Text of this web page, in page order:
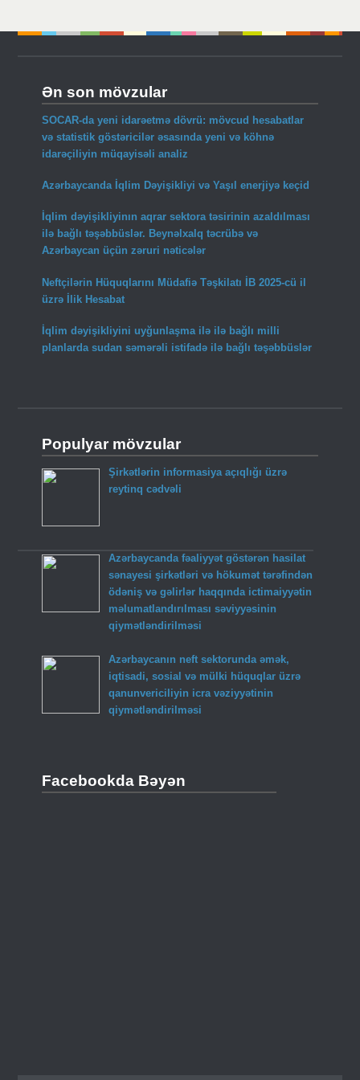
Ən son mövzular
SOCAR-da yeni idarəetmə dövrü: mövcud hesabatlar
və statistik göstəricilər əsasında yeni və köhnə
idarəçiliyin müqayisəli analiz
Azərbaycanda İqlim Dəyişikliyi və Yaşıl enerjiyə keçid
İqlim dəyişikliyinın aqrar sektora təsirinin azaldılması
ilə bağlı təşəbbüslər. Beynəlxalq təcrübə və
Azərbaycan üçün zəruri nəticələr
Neftçilərin Hüquqlarını Müdafiə Təşkilatı İB 2025-cü il
üzrə İlik Hesabat
İqlim dəyişikliyini uyğunlaşma ilə ilə bağlı milli
planlarda sudan səmərəli istifadə ilə bağlı təşəbbüslər
Populyar mövzular
Şirkətlərin informasiya açıqlığı üzrə
reytinq cədvəli
Azərbaycanda fəaliyyət göstərən hasilat
sənayesi şirkətləri və hökumət tərəfindən
ödəniş və gəlirlər haqqında ictimaiyyətin
məlumatlandırılması səviyyəsinin
qiymətləndirilməsi
Azərbaycanın neft sektorunda əmək,
iqtisadi, sosial və mülki hüquqlar üzrə
qanunvericiliyin icra vəziyyətinin
qiymətləndirilməsi
Facebookda Bəyən